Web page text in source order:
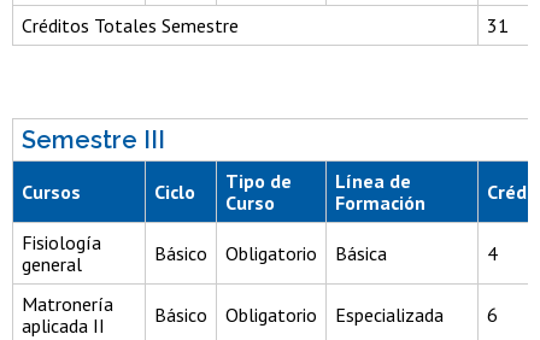
Créditos Totales Semestre
31
Semestre III
Cursos Ciclo
Tipo de
Curso
Línea de
Formación
Fisiología
general
Básico Obligatorio Básica 4
Matronería
aplicada II
Básico Obligatorio Especializada 6